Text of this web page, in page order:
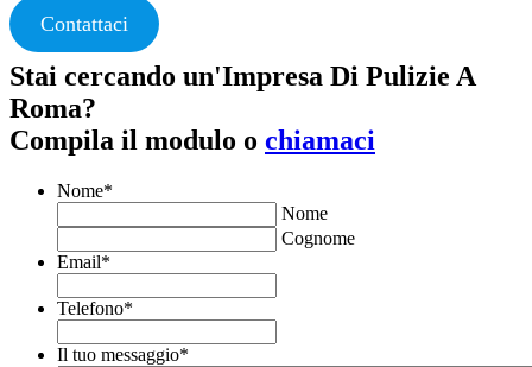
Contattaci
Stai cercando un'Impresa Di Pulizie A
Roma?
Compila il modulo o chiamaci
Nome*
Nome
Cognome
Email*
Telefono*
Il tuo messaggio*